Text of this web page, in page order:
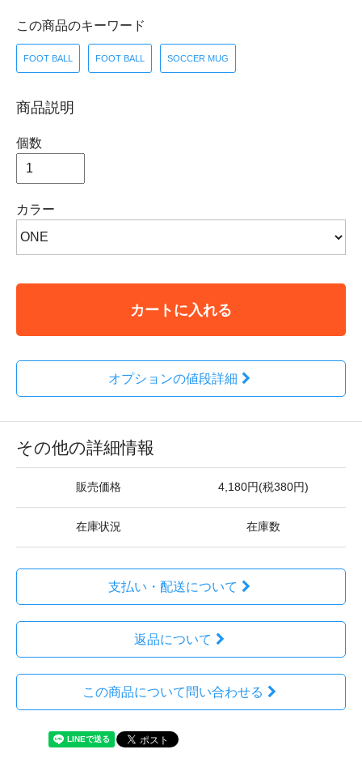
この商品のキーワード
FOOT BALL FOOT BALL SOCCER MUG
商品説明
個数
カラー
カートに入れる
オプションの値段詳細
その他の詳細情報
販売価格 4,180円(税380円)
在庫状況 在庫数
支払い・配送について
返品について
この商品について問い合わせる